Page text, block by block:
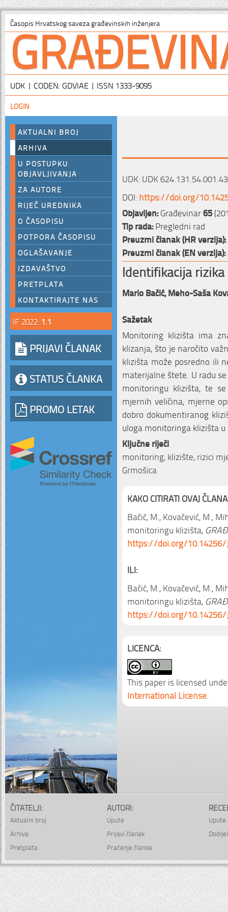
Časopis Hrvatskog saveza građevinskih inženjera
UDK | CODEN: GDVIAE | ISSN 1333-9095
LOGIN
AKTUALNI BROJ
ARHIVA
U POSTUPKU
OBJAVLJIVANJA
ZA AUTORE
RIJEČ UREDNIKA
O ČASOPISU
POTPORA ČASOPISU
OGLAŠAVANJE
IZDAVAŠTVO
PRETPLATA
KONTAKTIRAJTE NAS
IF 2022: 1.1
PRIJAVI ČLANAK
STATUS ČLANKA
PROMO LETAK
UDK: UDK
DOI:https://doi.org/
Objavljen:Građevinar65
Tip rada:Pregledni rad
Preuzmi članak (HR verzija):
Preuzmi članak (EN verzija):
Identifikacija
Mario Bačić,Meho-Saša
Sažetak
Monitoring klizišta ima
klizanja, što je naročito
klizišta može posredno ili
materijalne štete. U radu
monitoringu klizišta, te
mjernih veličina, mjerne
dobro dokumentiranog
uloga monitoringa klizišta
Ključne riječi
monitoring, klizište, rizici
Grmošica
KAKO CITIRATI OVAJ
Bačić, M., Kovačević, M.,
monitoringu klizišta,
https://doi.org/10.14256/
ILI:
Bačić, M., Kovačević, M.,
monitoringu klizišta,
https://doi.org/10.14256/
LICENCA:
This paper is licensed
International License
ČITATELJI:
Aktualni broj
Arhiva
Pretplata
AUTORI:
Upute
Prijavi članak
Praćenje članka
Upute